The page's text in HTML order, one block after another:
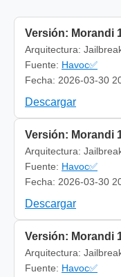
Versión: Morandi
Arquitectura:
Fuente: Havoc✅
Fecha: 2026-03-30
Descargar
Versión: Morandi
Arquitectura:
Fuente: Havoc✅
Fecha: 2026-03-30
Descargar
Versión: Morandi
Arquitectura:
Fuente: Havoc✅